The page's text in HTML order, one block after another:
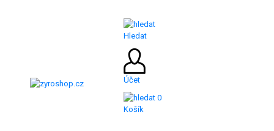
Hledat
Účet
0
Košík